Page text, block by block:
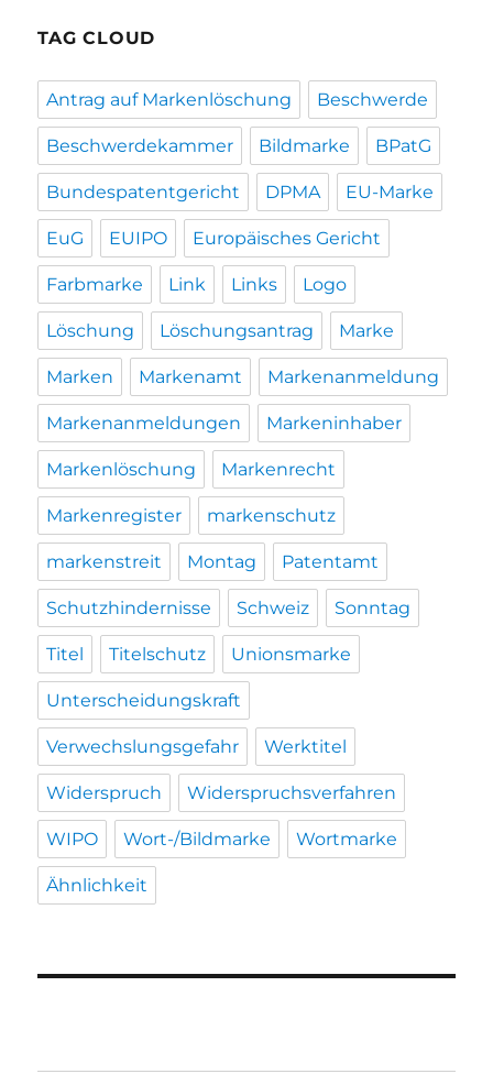
TAG CLOUD
Antrag auf Markenlöschung Beschwerde
Beschwerdekammer Bildmarke BPatG
Bundespatentgericht DPMA EU-Marke
EuG EUIPO Europäisches Gericht
Farbmarke Link Links Logo
Löschung Löschungsantrag Marke
Marken Markenamt Markenanmeldung
Markenanmeldungen Markeninhaber
Markenlöschung Markenrecht
Markenregister markenschutz
markenstreit Montag Patentamt
Schutzhindernisse Schweiz Sonntag
Titel Titelschutz Unionsmarke
Unterscheidungskraft
Verwechslungsgefahr Werktitel
Widerspruch Widerspruchsverfahren
WIPO Wort-/Bildmarke Wortmarke
Ähnlichkeit